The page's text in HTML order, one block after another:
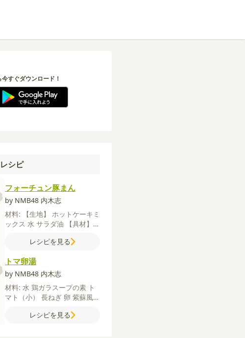
すぐダウンロード！
シピ
フォーチュン豚まん
by NMB48 内木志
材料:
【生地】 ホットケーキミ
ックス 水 サラダ油
【具材】
ごま油【A】オイスターソ
ーブ)【B】
チーズ
レシピを見る
トマ卵湯
by NMB48 内木志
材料: 水 鶏ガラスープの素 ト
マト（小） 長ねぎ 卵 紫蘇風味
レシピを見る